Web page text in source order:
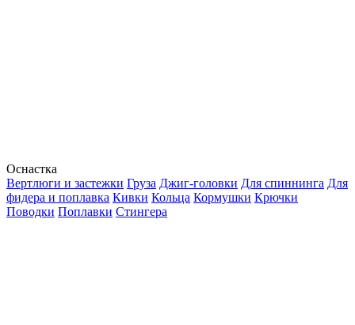
Оснастка
Вертлюги и застежки Груза Джиг-головки Для спиннинга Для
фидера и поплавка Кивки Кольца Кормушки Крючки
Поводки Поплавки Стингера